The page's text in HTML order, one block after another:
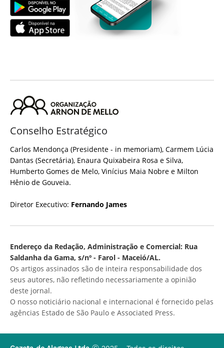
Conselho Estratégico
Carlos Mendonça (Presidente - in memoriam), Carmem Lúcia
Dantas (Secretária), Enaura Quixabeira Rosa e Silva,
Humberto Gomes de Melo, Vinícius Maia Nobre e Milton
Hênio de Gouveia.
Diretor Executivo: Fernando James
Endereço da Redação, Administração e Comercial: Rua
Saldanha da Gama, s/nº - Farol - Maceió/AL.
Os artigos assinados são de inteira responsabilidade dos
seus autores, não refletindo necessariamente a opinião
deste jornal.
O nosso noticiário nacional e internacional é fornecido pelas
agências Estado de São Paulo e Associated Press.